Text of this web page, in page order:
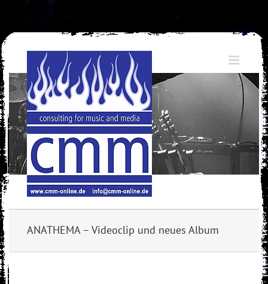
content
ANATHEMA – Videoclip und neues Album